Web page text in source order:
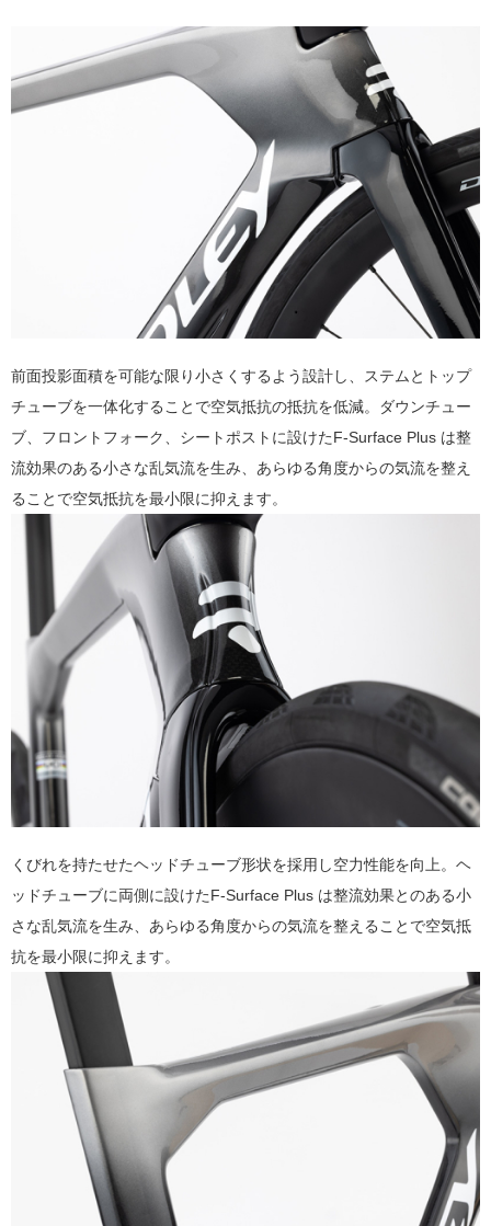
前面投影面積を可能な限り小さくするよう設計し、ステムとトップ
チューブを一体化することで空気抵抗の抵抗を低減。ダウンチュー
ブ、フロントフォーク、シートポストに設けたF-Surface Plus は整
流効果のある小さな乱気流を生み、あらゆる角度からの気流を整え
ることで空気抵抗を最小限に抑えます。
くびれを持たせたヘッドチューブ形状を採用し空力性能を向上。ヘ
ッドチューブに両側に設けたF-Surface Plus は整流効果とのある小
さな乱気流を生み、あらゆる角度からの気流を整えることで空気抵
抗を最小限に抑えます。